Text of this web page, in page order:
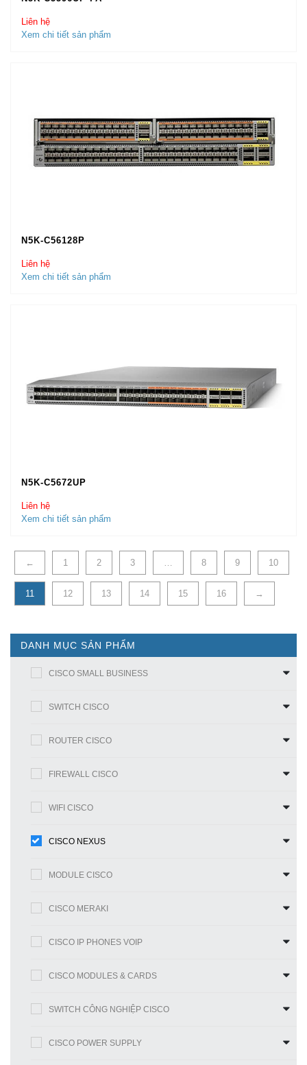
Liên hệ
Xem chi tiết sản phẩm
N5K-C56128P
Liên hệ
Xem chi tiết sản phẩm
N5K-C5672UP
Liên hệ
Xem chi tiết sản phẩm
← 1 2 3 … 8 9 10
11 12 13 14 15 16 →
DANH MỤC SẢN PHẨM
CISCO SMALL BUSINESS
SWITCH CISCO
ROUTER CISCO
FIREWALL CISCO
WIFI CISCO
CISCO NEXUS
MODULE CISCO
CISCO MERAKI
CISCO IP PHONES VOIP
CISCO MODULES & CARDS
SWITCH CÔNG NGHIỆP CISCO
CISCO POWER SUPPLY